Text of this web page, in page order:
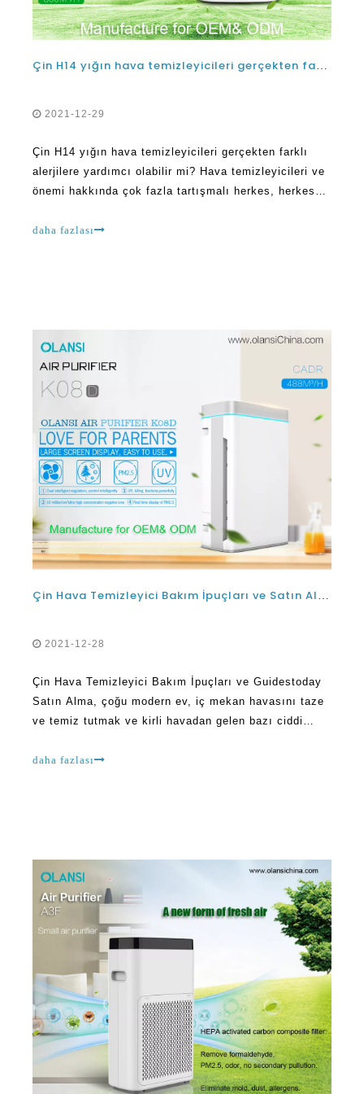
Çin H14 yığın hava temizleyicileri gerçekten farklı alerjilere yardımcı olabilir mi?
2021-12-29
alerjilere yardımcı olabilir mi? Hava temizleyicileri ve
bu araçlardan nasıl faydalanabileceklerini merak
ediyor. En çok etkilenen insanlardan bazıları alerjisi
olanlardır. Soruyu cevaplamak
daha fazlası
Çin Hava Temizleyici Bakım İpuçları ve Satın Alma Kılavuzları
Satın Alma, çoğu modern ev, iç mekan havasını taze
sağlık koşullarını önlemek için hava temizleyicilerini
kullanır. Bütün evlerin yüklü bir hava temizleyicisi
yok, ancak birçok kişi en iyi Çin hava purunu satın
daha fazlası
Yıkanabilir Ön Filtreler Çin'de yaygın olarak kullanılan özelleştirilmiş masaüstü hava temizleyicileri